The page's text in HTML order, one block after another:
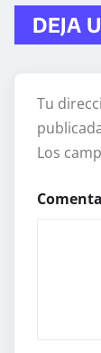
DEJA
Tu
Los